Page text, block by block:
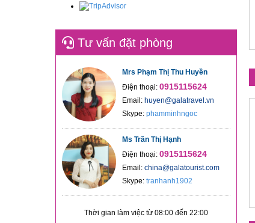
Tư vấn đặt phòng
Mrs Phạm Thị Thu Huyền
Điện thoại: 0915115624
Email: huyen@galatravel.vn
Skype: phamminhngoc
Ms Trần Thị Hạnh
Điện thoại: 0915115624
Email: china@galatourist.com
Skype: tranhanh1902
Thời gian làm việc từ 08:00 đến 22:00